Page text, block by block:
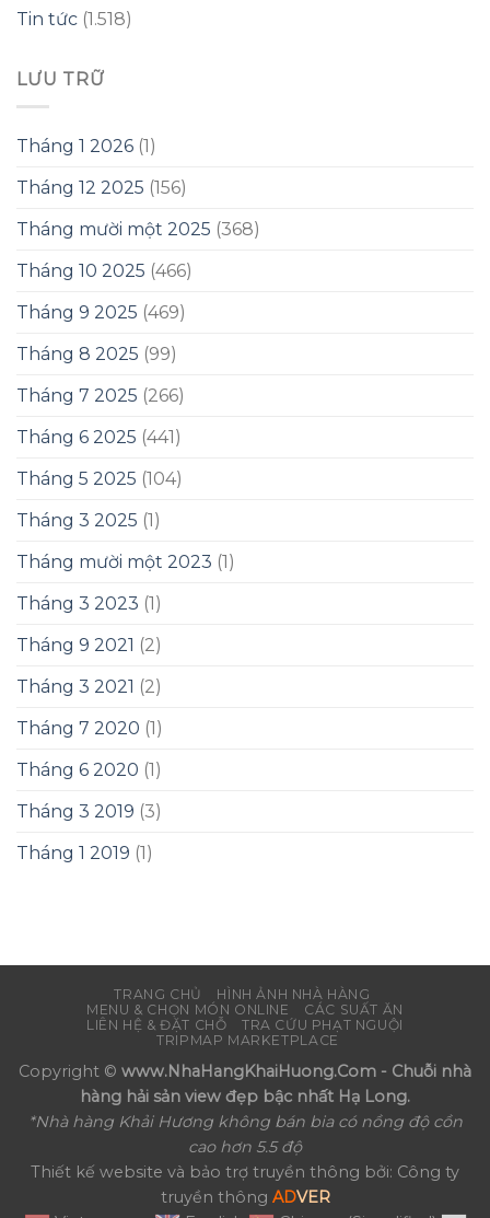
Tin tức (1.518)
LƯU TRỮ
Tháng 1 2026 (1)
Tháng 12 2025 (156)
Tháng mười một 2025 (368)
Tháng 10 2025 (466)
Tháng 9 2025 (469)
Tháng 8 2025 (99)
Tháng 7 2025 (266)
Tháng 6 2025 (441)
Tháng 5 2025 (104)
Tháng 3 2025 (1)
Tháng mười một 2023 (1)
Tháng 3 2023 (1)
Tháng 9 2021 (2)
Tháng 3 2021 (2)
Tháng 7 2020 (1)
Tháng 6 2020 (1)
Tháng 3 2019 (3)
Tháng 1 2019 (1)
TRANG CHỦ
HÌNH ẢNH NHÀ HÀNG
MENU & CHỌN MÓN ONLINE
CÁC SUẤT ĂN
LIÊN HỆ & ĐẶT CHỖ
TRA CỨU PHẠT NGUỘI
TRIPMAP MARKETPLACE
Copyright © www.NhaHangKhaiHuong.Com - Chuỗi nhà
hàng hải sản view đẹp bậc nhất Hạ Long.
*Nhà hàng Khải Hương không bán bia có nồng độ cồn
cao hơn 5.5 độ
Thiết kế website và bảo trợ truyền thông bởi: Công ty
truyền thông ADVER